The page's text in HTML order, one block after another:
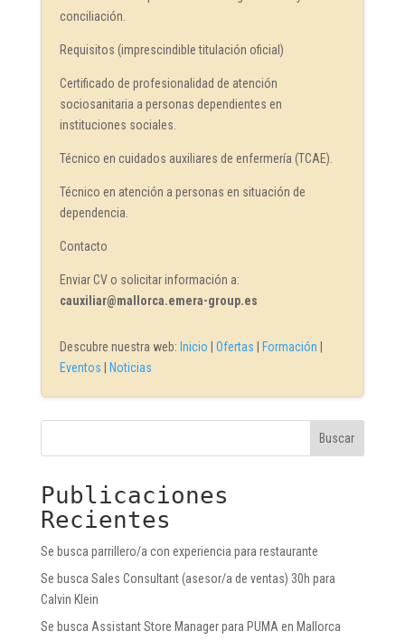
conciliación.
Requisitos (imprescindible titulación oficial)
Certificado de profesionalidad de atención
sociosanitaria a personas dependientes en
instituciones sociales.
Técnico en cuidados auxiliares de enfermería (TCAE).
Técnico en atención a personas en situación de
dependencia.
Contacto
Enviar CV o solicitar información a:
cauxiliar@mallorca.emera-group.es
Descubre nuestra web: Inicio Ofertas Formación
Eventos
Noticias
Buscar
Publicaciones
Recientes
Se busca parrillero/a con experiencia para restaurante
Se busca Sales Consultant (asesor/a de ventas) 30h para
Calvin Klein
Se busca Assistant Store Manager para PUMA en Mallorca